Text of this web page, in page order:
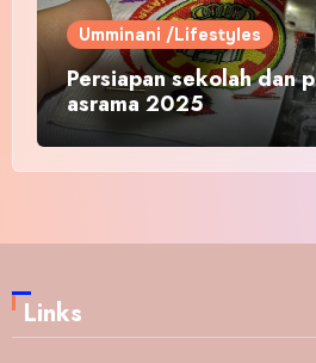
Umminani /Lifestyles
Persiapan sekolah dan
asrama 2025
Links